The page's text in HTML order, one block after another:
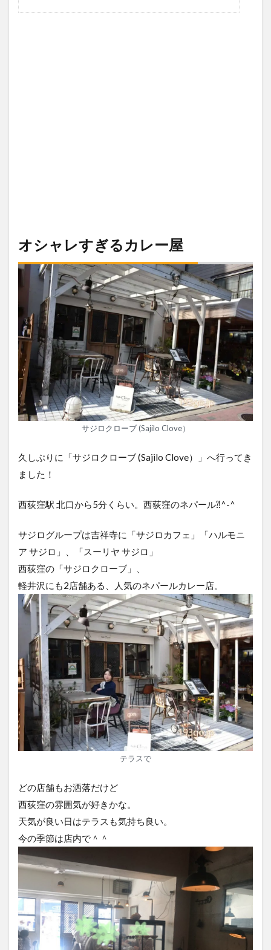
オシャレすぎるカレー屋
サジロクローブ (Sajilo Clove）
久しぶりに「サジロクローブ (Sajilo Clove）」へ行ってき
ました！
西荻窪駅 北口から5分くらい。西荻窪のネパール⁈^-^
サジログループは吉祥寺に「サジロカフェ」「ハルモニ
ア サジロ」、「スーリヤ サジロ」
西荻窪の「サジロクローブ」、
軽井沢にも2店舗ある、人気のネパールカレー店。
テラスで
どの店舗もお洒落だけど
西荻窪の雰囲気が好きかな。
天気が良い日はテラスも気持ち良い。
今の季節は店内で＾＾